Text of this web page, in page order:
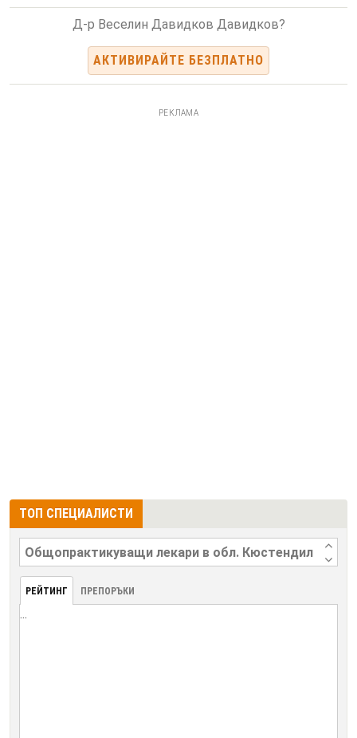
Д-р Веселин Давидков Давидков?
АКТИВИРАЙТЕ БЕЗПЛАТНО
РЕКЛАМА
ТОП СПЕЦИАЛИСТИ
РЕЙТИНГ ПРЕПОРЪКИ
...